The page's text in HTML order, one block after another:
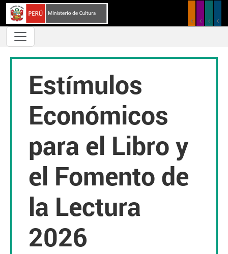
Pasar al contenido principal
Estímulos
Económicos
para el Libro y
el Fomento de
la Lectura
2026